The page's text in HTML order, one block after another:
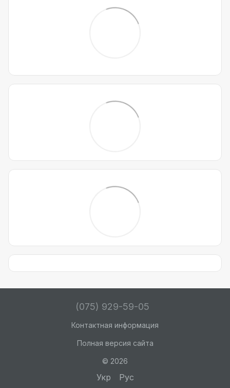
(075) 929-59-05
Контактная информация
Полная версия сайта
© 2026
Укр Рус